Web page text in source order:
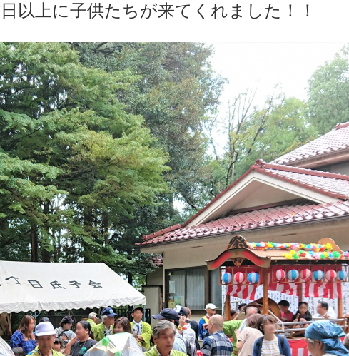
以上に子供たちが来てくれました！！